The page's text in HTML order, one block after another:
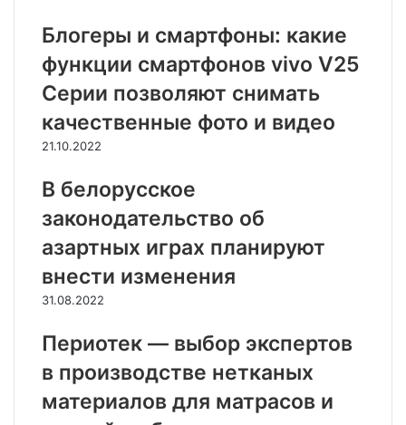
Блогеры и смартфоны: какие
функции смартфонов vivo V25
Серии позволяют снимать
качественные фото и видео
21.10.2022
В белорусское
законодательство об
азартных играх планируют
внести изменения
31.08.2022
Периотек — выбор экспертов
в производстве нетканых
материалов для матрасов и